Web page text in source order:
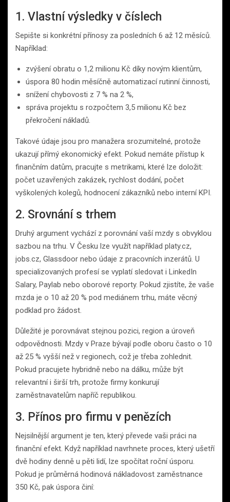
1. Vlastní výsledky v číslech
Sepište si konkrétní přínosy za posledních 6 až 12 měsíců.
Například:
zvýšení obratu o 1,2 milionu Kč díky novým klientům,
úspora 80 hodin měsíčně automatizací rutinní činnosti,
snížení chybovosti z 7 % na 2 %,
správa projektu s rozpočtem 3,5 milionu Kč bez
překročení nákladů.
Takové údaje jsou pro manažera srozumitelné, protože
ukazují přímý ekonomický efekt. Pokud nemáte přístup k
finančním datům, pracujte s metrikami, které lze doložit:
počet uzavřených zakázek, rychlost dodání, počet
vyškolených kolegů, hodnocení zákazníků nebo interní KPI.
2. Srovnání s trhem
Druhý argument vychází z porovnání vaší mzdy s obvyklou
sazbou na trhu. V Česku lze využít například platy.cz,
jobs.cz, Glassdoor nebo údaje z pracovních inzerátů. U
specializovaných profesí se vyplatí sledovat i LinkedIn
Salary, Paylab nebo oborové reporty. Pokud zjistíte, že vaše
mzda je o 10 až 20 % pod mediánem trhu, máte věcný
podklad pro žádost.
Důležité je porovnávat stejnou pozici, region a úroveň
odpovědnosti. Mzdy v Praze bývají podle oboru často o 10
až 25 % vyšší než v regionech, což je třeba zohlednit.
Pokud pracujete hybridně nebo na dálku, může být
relevantní i širší trh, protože firmy konkurují
zaměstnavatelům napříč republikou.
3. Přínos pro firmu v penězích
Nejsilnější argument je ten, který převede vaši práci na
finanční efekt. Když například navrhnete proces, který ušetří
dvě hodiny denně u pěti lidí, lze spočítat roční úsporu.
Pokud je průměrná hodinová nákladovost zaměstnance
350 Kč, pak úspora činí: